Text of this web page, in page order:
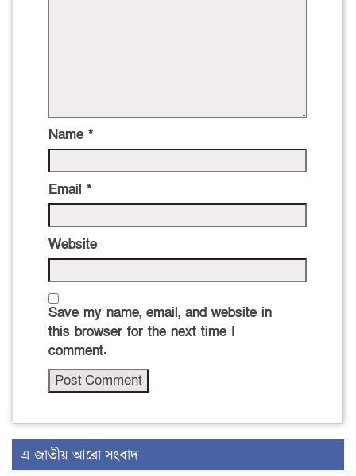
Name *
Email *
Website
Save my name, email, and website in
this browser for the next time I
comment.
এ জাতীয় আরো সংবাদ